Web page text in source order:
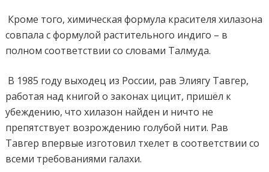
Кроме того, химическая формула красителя хилазона
совпала с формулой растительного индиго – в
полном соответствии со словами Талмуда.
В 1985 году выходец из России, рав Элиягу Тавгер,
работая над книгой о законах цицит, пришёл к
убеждению, что хилазон найден и ничто не
препятствует возрождению голубой нити. Рав
Тавгер впервые изготовил тхелет в соответствии со
всеми требованиями галахи.